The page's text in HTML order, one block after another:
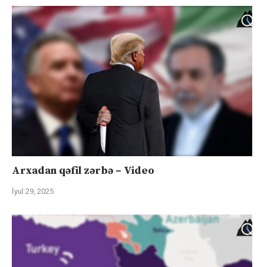
Arxadan qəfil zərbə – Video
İyul 29, 2025